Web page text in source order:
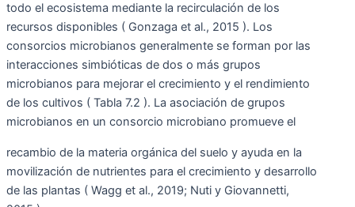
todo el ecosistema mediante la recirculación de los
recursos disponibles ( Gonzaga et al., 2015 ). Los
consorcios microbianos generalmente se forman por las
interacciones simbióticas de dos o más grupos
microbianos para mejorar el crecimiento y el rendimiento
de los cultivos ( Tabla 7.2 ). La asociación de grupos
microbianos en un consorcio microbiano promueve el
recambio de la materia orgánica del suelo y ayuda en la
movilización de nutrientes para el crecimiento y desarrollo
de las plantas ( Wagg et al., 2019; Nuti y Giovannetti,